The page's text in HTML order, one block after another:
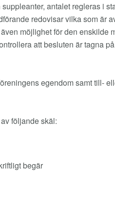
antalet regleras i
redovisar vilka som
möjlighet för den
att besluten är tagna
egendom samt till-
följande skäl:
begär